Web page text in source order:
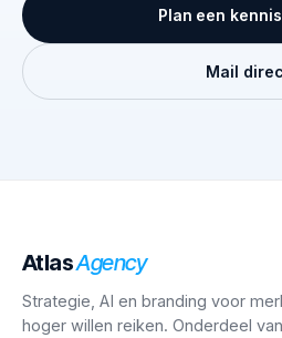
Plan een
Mail
AtlasAgency
Strategie, AI en branding voor
hoger willen reiken. Onderdeel